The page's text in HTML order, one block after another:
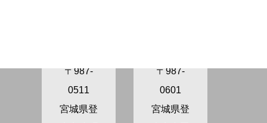
〒987-
0511
宮城県登
〒987-
0601
宮城県登